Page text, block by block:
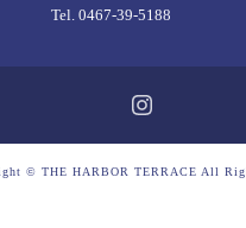
Tel. 0467-39-5188
© THE HARBOR TERRACE All